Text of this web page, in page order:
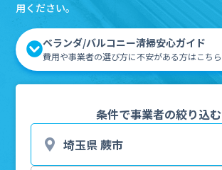
用ください。
ベランダ/バルコニー清掃安心ガイド
費用や事業者の選び方に不安がある方はこちら
条件で事業者の絞り込む